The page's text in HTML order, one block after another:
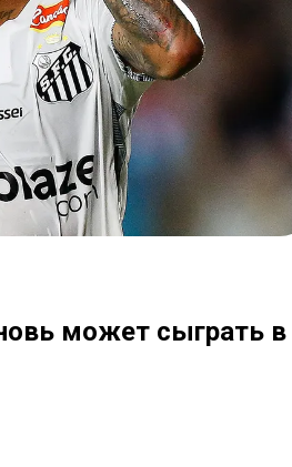
может сыграть в